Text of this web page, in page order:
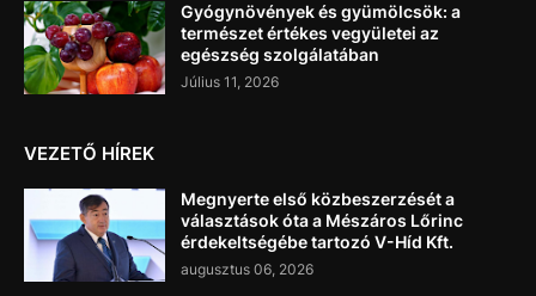
Gyógynövények és gyümölcsök: a
természet értékes vegyületei az
egészség szolgálatában
Július 11, 2026
VEZETŐ HÍREK
Megnyerte első közbeszerzését a
választások óta a Mészáros Lőrinc
érdekeltségébe tartozó V-Híd Kft.
augusztus 06, 2026